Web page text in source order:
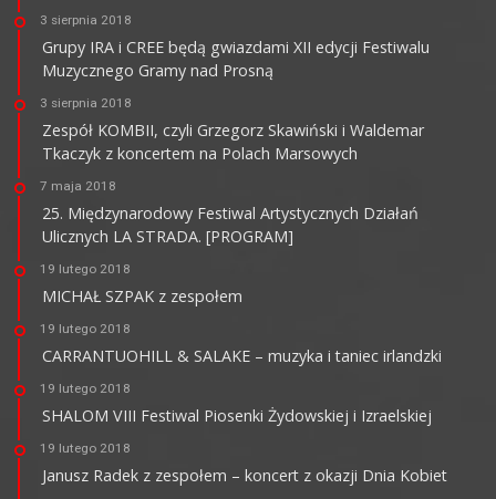
3 sierpnia 2018
Grupy IRA i CREE będą gwiazdami XII edycji Festiwalu
Muzycznego Gramy nad Prosną
3 sierpnia 2018
Zespół KOMBII, czyli Grzegorz Skawiński i Waldemar
Tkaczyk z koncertem na Polach Marsowych
7 maja 2018
25. Międzynarodowy Festiwal Artystycznych Działań
Ulicznych LA STRADA. [PROGRAM]
19 lutego 2018
MICHAŁ SZPAK z zespołem
19 lutego 2018
CARRANTUOHILL & SALAKE – muzyka i taniec irlandzki
19 lutego 2018
SHALOM VIII Festiwal Piosenki Żydowskiej i Izraelskiej
19 lutego 2018
Janusz Radek z zespołem – koncert z okazji Dnia Kobiet